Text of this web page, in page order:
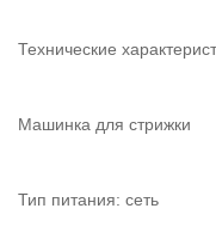
Технические
Машинка для стрижки
Тип питания: сеть